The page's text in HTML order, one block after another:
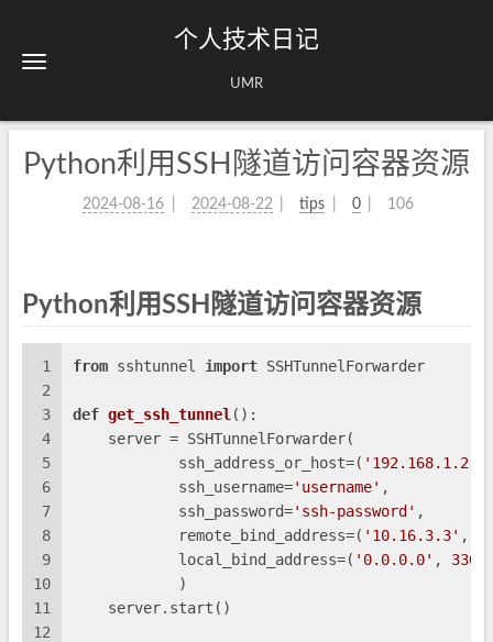
个人技术日记
UMR
Python利用SSH隧道访问容器资源
2024-08-16 2024-08-22 tips 0 106
Python利用SSH隧道访问容器资源
1
2
3
4
5
6
7
8
9
10
11
12
from sshtunnel import SSHTunnelForwarder
def get_ssh_tunnel ():
    server = SSHTunnelForwarder(
            ssh_address_or_host=(
'192.168.1.2'
            ssh_username=
'username' ,
            ssh_password=
'ssh-password' ,
            remote_bind_address=(
'10.16.3.3' ,
            local_bind_address=(
'0.0.0.0' , 3306
            )
    server.start()